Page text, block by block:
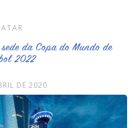
da Copa do Mundo de
2022
DE 2020